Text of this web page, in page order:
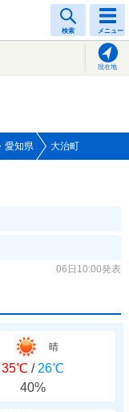
検索 メニュー
現在地
愛知県 大治町
06日10:00発表
晴
35℃ / 26℃
40%